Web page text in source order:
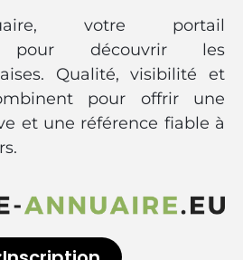
votre portail
pour découvrir les
Qualité, visibilité et
pour offrir une
et une référence fiable à